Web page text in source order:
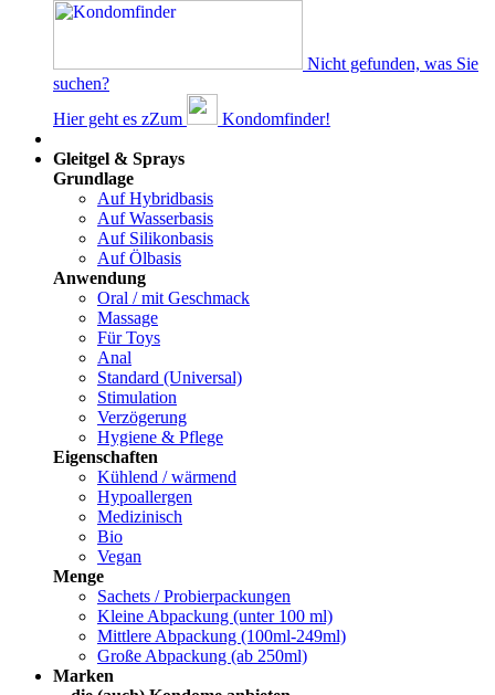
Nicht gefunden, was Sie
suchen?
Hier geht es zZum
Kondomfinder!
Gleitgel & Sprays
Grundlage
Auf Hybridbasis
Auf Wasserbasis
Auf Silikonbasis
Auf Ölbasis
Anwendung
Oral / mit Geschmack
Massage
Für Toys
Anal
Standard (Universal)
Stimulation
Verzögerung
Hygiene & Pflege
Eigenschaften
Kühlend / wärmend
Hypoallergen
Medizinisch
Bio
Vegan
Menge
Sachets / Probierpackungen
Kleine Abpackung (unter 100 ml)
Mittlere Abpackung (100ml-249ml)
Große Abpackung (ab 250ml)
Marken